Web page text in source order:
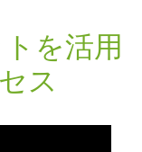
を活用
ス